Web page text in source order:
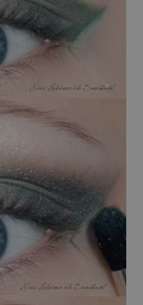
da Youtube per tenere traccia
incorporati nei siti; può anche
la nuova o la vecchia versione
da YouTube per tenere traccia